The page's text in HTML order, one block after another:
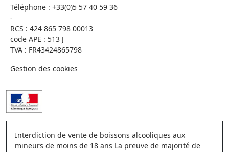
Téléphone : +33(0)5 57 40 59 36
-
RCS : 424 865 798 00013
code APE : 513 J
TVA : FR43424865798
Gestion des cookies
Interdiction de vente de boissons alcooliques aux
mineurs de moins de 18 ans La preuve de majorité de